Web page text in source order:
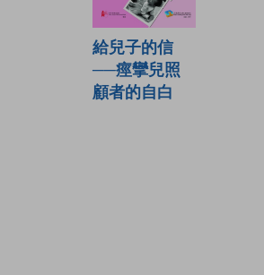
給兒子的信
──痙攣兒照
顧者的自白